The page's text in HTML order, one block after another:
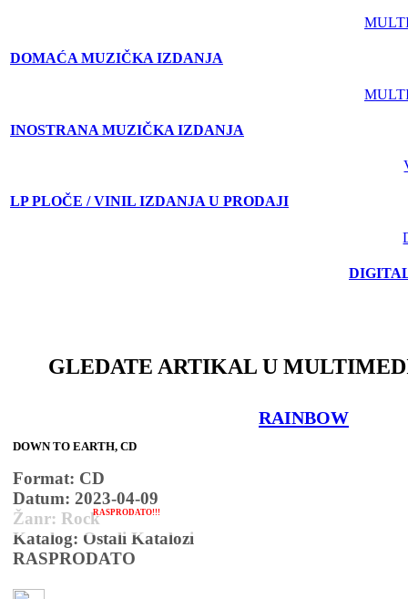
DOMAĆA MUZIČKA IZDANJA
INOSTRANA MUZIČKA IZDANJA
LP PLOČE / VINIL IZDANJA U PRODAJI
GLEDATE ARTIKAL U
RASPRODATO!!!
RAINBOW
DOWN TO EARTH, CD
Format: CD
Datum: 2023-04-09
Žanr: Rock
Katalog: Ostali Katalozi
RASPRODATO